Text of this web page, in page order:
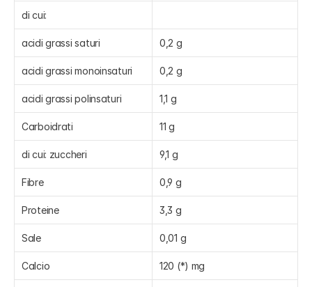
di cui:
acidi grassi saturi 0,2 g
acidi grassi monoinsaturi 0,2 g
acidi grassi polinsaturi 1,1 g
Carboidrati 11 g
di cui: zuccheri 9,1 g
Fibre 0,9 g
Proteine 3,3 g
Sale 0,01 g
Calcio 120 (*) mg